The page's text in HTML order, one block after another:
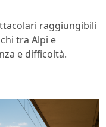
raggiungibili
tra Alpi e
e difficoltà.